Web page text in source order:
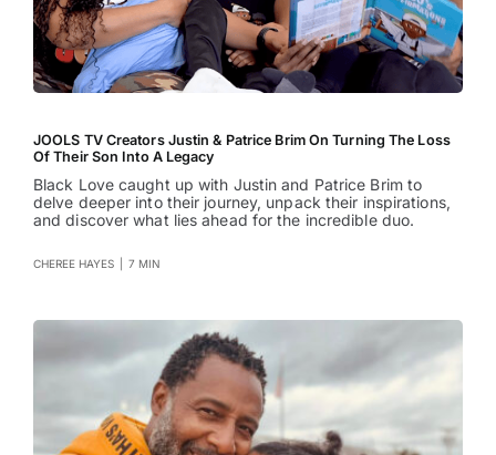
JOOLS TV Creators Justin & Patrice Brim On Turning The Loss
Of Their Son Into A Legacy
Black Love caught up with Justin and Patrice Brim to
delve deeper into their journey, unpack their inspirations,
and discover what lies ahead for the incredible duo.
CHEREE HAYES 7 MIN